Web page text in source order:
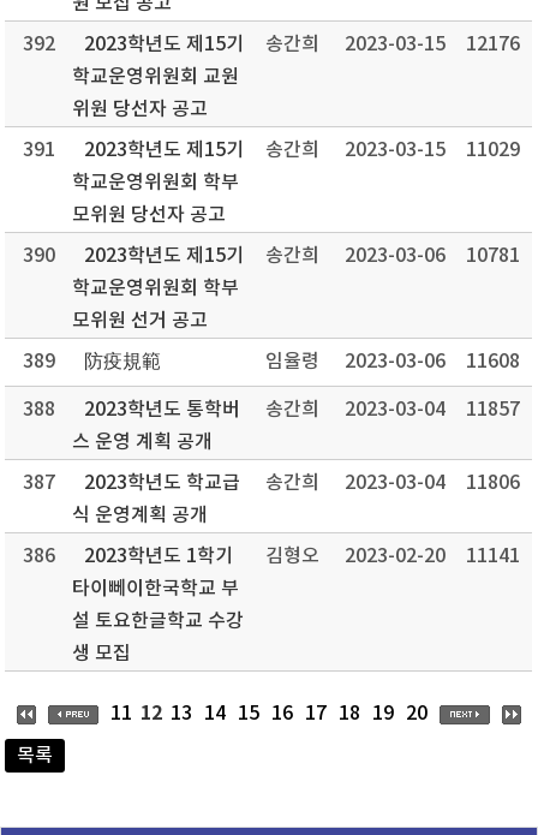
392
2023학년도 제15기
학교운영위원회 교원
위원 당선자 공고
송간희 2023-03-15 12176
391
2023학년도 제15기
학교운영위원회 학부
모위원 당선자 공고
송간희 2023-03-15 11029
390
2023학년도 제15기
학교운영위원회 학부
모위원 선거 공고
송간희 2023-03-06 10781
389 防疫規範 임율령 2023-03-06 11608
388
2023학년도 통학버
스 운영 계획 공개
송간희 2023-03-04 11857
387
2023학년도 학교급
식 운영계획 공개
송간희 2023-03-04 11806
386
2023학년도 1학기
타이뻬이한국학교 부
설 토요한글학교 수강
생 모집
김형오 2023-02-20 11141
11 12 13 14 15 16 17 18 19
20
목록